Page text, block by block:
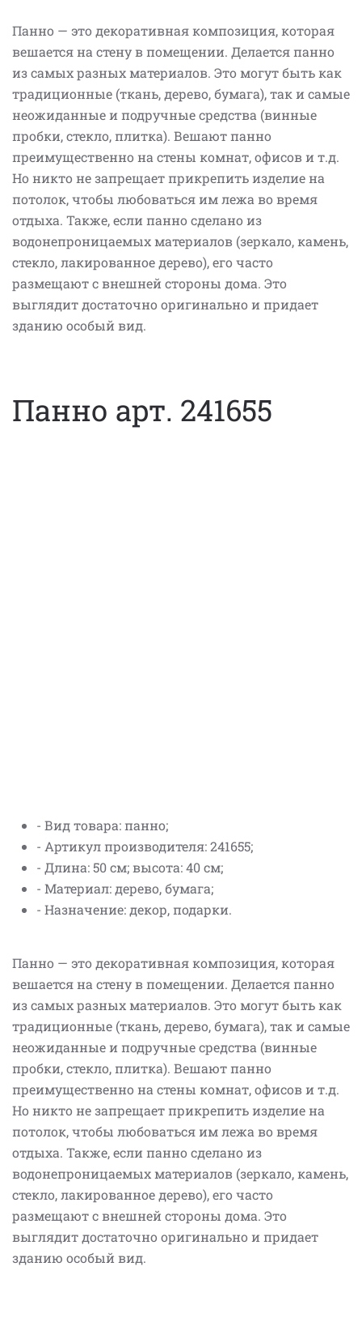
Панно — это декоративная композиция, которая
вешается на стену в помещении. Делается панно
из самых разных материалов. Это могут быть как
традиционные (ткань, дерево, бумага), так и самые
неожиданные и подручные средства (винные
пробки, стекло, плитка). Вешают панно
преимущественно на стены комнат, офисов и т.д.
Но никто не запрещает прикрепить изделие на
потолок, чтобы любоваться им лежа во время
отдыха. Также, если панно сделано из
водонепроницаемых материалов (зеркало, камень,
стекло, лакированное дерево), его часто
размещают с внешней стороны дома. Это
выглядит достаточно оригинально и придает
зданию особый вид.
Панно арт. 241655
- Вид товара: панно;
- Артикул производителя: 241655;
- Длина: 50 см; высота: 40 см;
- Материал: дерево, бумага;
- Назначение: декор, подарки.
Панно — это декоративная композиция, которая
вешается на стену в помещении. Делается панно
из самых разных материалов. Это могут быть как
традиционные (ткань, дерево, бумага), так и самые
неожиданные и подручные средства (винные
пробки, стекло, плитка). Вешают панно
преимущественно на стены комнат, офисов и т.д.
Но никто не запрещает прикрепить изделие на
потолок, чтобы любоваться им лежа во время
отдыха. Также, если панно сделано из
водонепроницаемых материалов (зеркало, камень,
стекло, лакированное дерево), его часто
размещают с внешней стороны дома. Это
выглядит достаточно оригинально и придает
зданию особый вид.